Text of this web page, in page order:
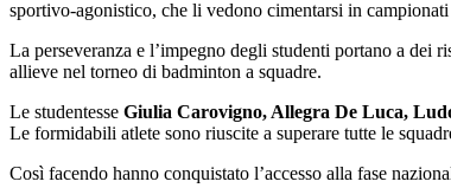
sportivo-agonistico, che li vedono cimentarsi in
La perseveranza e l’impegno degli studenti portano a dei
allieve nel torneo di badminton a squadre.
Le studentesse Giulia Carovigno, Allegra De Luca,
Le formidabili atlete sono riuscite a superare tutte le
Così facendo hanno conquistato l’accesso alla fase